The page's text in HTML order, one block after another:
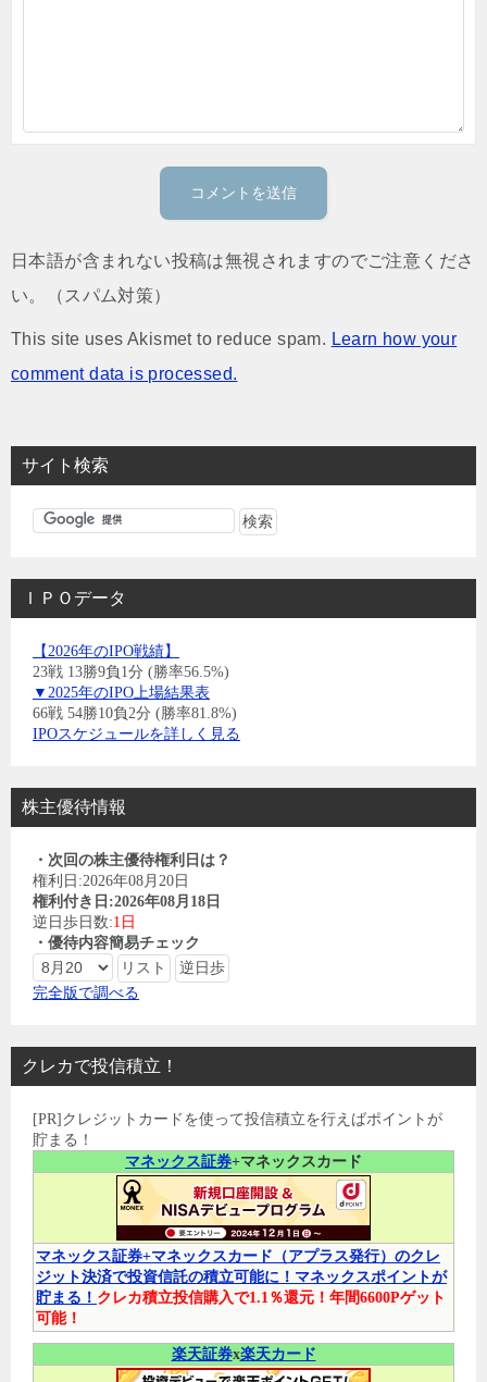
日本語が含まれない投稿は無視されますのでご注意くださ
い。（スパム対策）
This site uses Akismet to reduce spam. Learn how your
comment data is processed.
サイト検索
ＩＰＯデータ
【2026年のIPO戦績】
23戦 13勝9負1分 (勝率56.5%)
▼2025年のIPO上場結果表
66戦 54勝10負2分 (勝率81.8%)
IPOスケジュールを詳しく見る
株主優待情報
・次回の株主優待権利日は？
権利日:2026年08月20日
権利付き日:2026年08月18日
逆日歩日数:1日
・優待内容簡易チェック
完全版で調べる
クレカで投信積立！
[PR]クレジットカードを使って投信積立を行えばポイントが
貯まる！
マネックス証券+マネックスカード
マネックス証券+マネックスカード（アプラス発行）のクレ
ジット決済で投資信託の積立可能に！マネックスポイントが
貯まる！ クレカ積立投信購入で1.1％還元！年間6600Pゲット
可能！
楽天証券x楽天カード